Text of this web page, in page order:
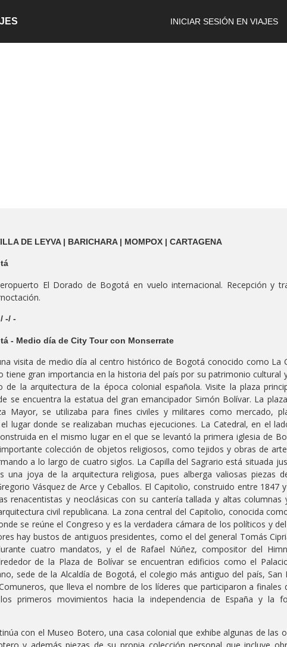
INICIAR SESIÓN EN VIAJES
DE LEYVA | BARICHARA | MOMPOX | CARTAGENA
El Dorado de Bogotá en vuelo internacional. Recepción y
-/ -
- Medio día de City Tour con Monserrate
visita de medio día al centro histórico de Bogotá conocido como La
tiene gran importancia en la historia del país por su patrimonio cultural
de la arquitectura de la época colonial española. Visite la plaza
se encuentra la estatua del gran emancipador Simón Bolívar. La
Mayor, se utilizaba para fines civiles y militares como mercado,
lugar donde se realizaban muchas ejecuciones. La Catedral, en el
en el mismo lugar en el que se levantó la primera iglesia de
colección de objetos religiosos, como tejidos y obras de
a lo largo de cuatro siglos. La Capilla del Sagrario está situada
una joya de la arquitectura religiosa, pues alberga valiosas piezas
Vásquez de Arce y Ceballos. El Capitolio, construido entre 1847
renacentistas y neoclásicas con su cantería tallada y altas
civil republicana. La zona central del Capitolio, conocida
se reúne el Congreso y es la verdadera cámara de los políticos y
hay bustos de antiguos presidentes, como el del general Tomás
cuatro mandatos, y el de Rafael Núñez, compositor del
de la Plaza de Bolívar se encuentran edificios como el
sede de la Alcaldía de Bogotá, el colegio más antiguo del país, San
que lleva el nombre de los líderes que participaron a finales
primeros movimientos hacia la independencia de España y la
con el Museo Botero, una casa colonial que exhibe algunas de las